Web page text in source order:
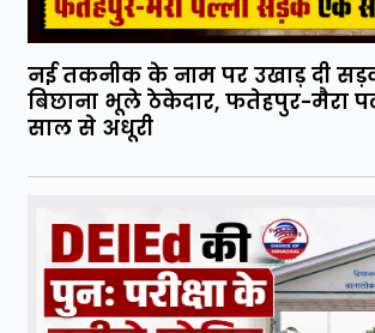
नई तकनीक के नाम पर उखाड़ दी
बिछाना भूले ठेकेदार, फतेहपुर-मैरा
साल से अधूरी